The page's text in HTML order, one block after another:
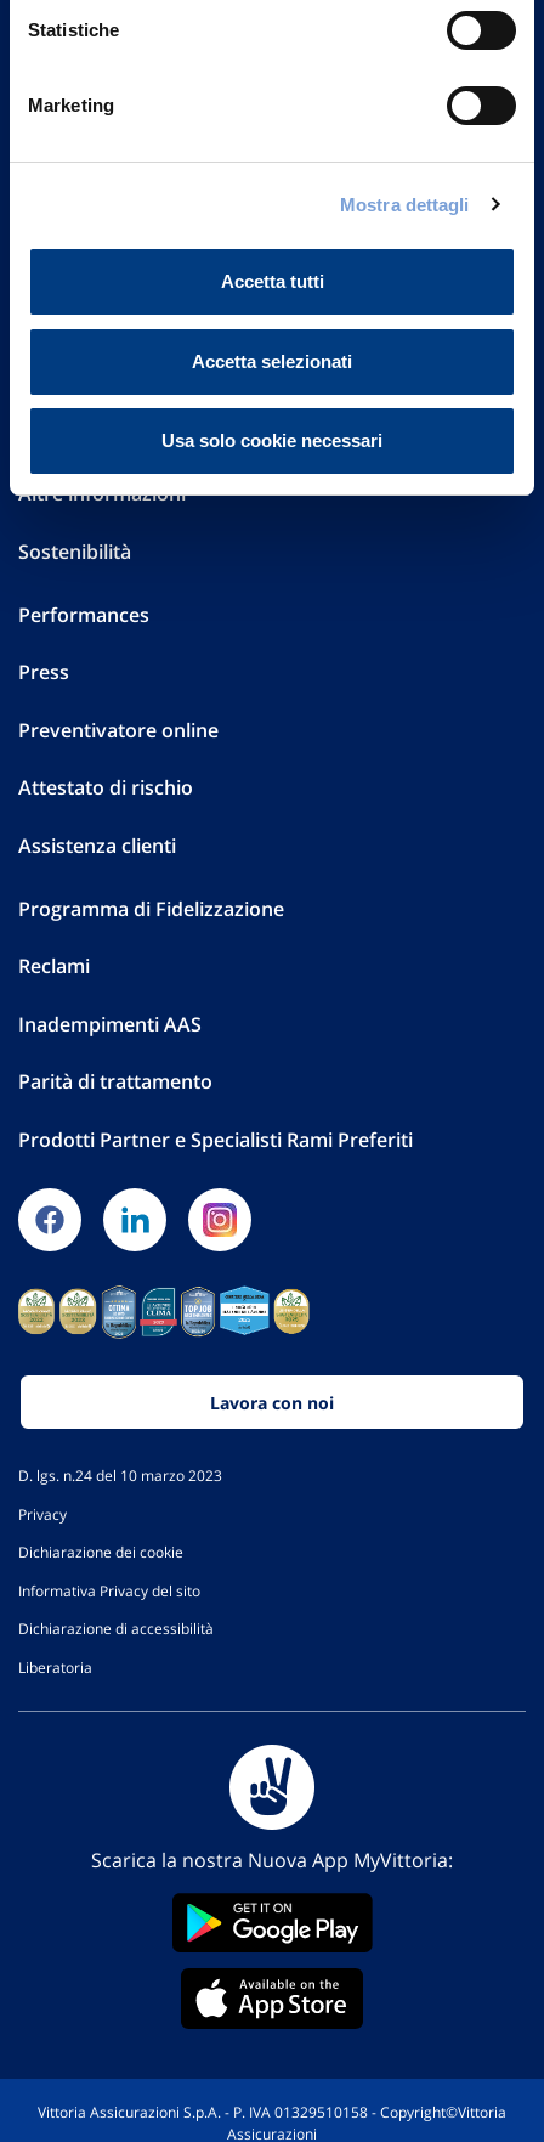
Statistiche
Marketing
Mostra dettagli
Accetta tutti
Accetta selezionati
Usa solo cookie necessari
FAQ
Investor Relations
Altre informazioni
Sostenibilità
Performances
Press
Preventivatore online
Attestato di rischio
Assistenza clienti
Programma di Fidelizzazione
Reclami
Inadempimenti AAS
Parità di trattamento
Prodotti Partner e Specialisti Rami Preferiti
Lavora con noi
D. lgs. n.24 del 10 marzo 2023
Privacy
Dichiarazione dei cookie
Informativa Privacy del sito
Dichiarazione di accessibilità
Liberatoria
Scarica la nostra Nuova App MyVittoria:
Vittoria Assicurazioni S.p.A. - P. IVA 01329510158 - Copyright©Vittoria
Assicurazioni